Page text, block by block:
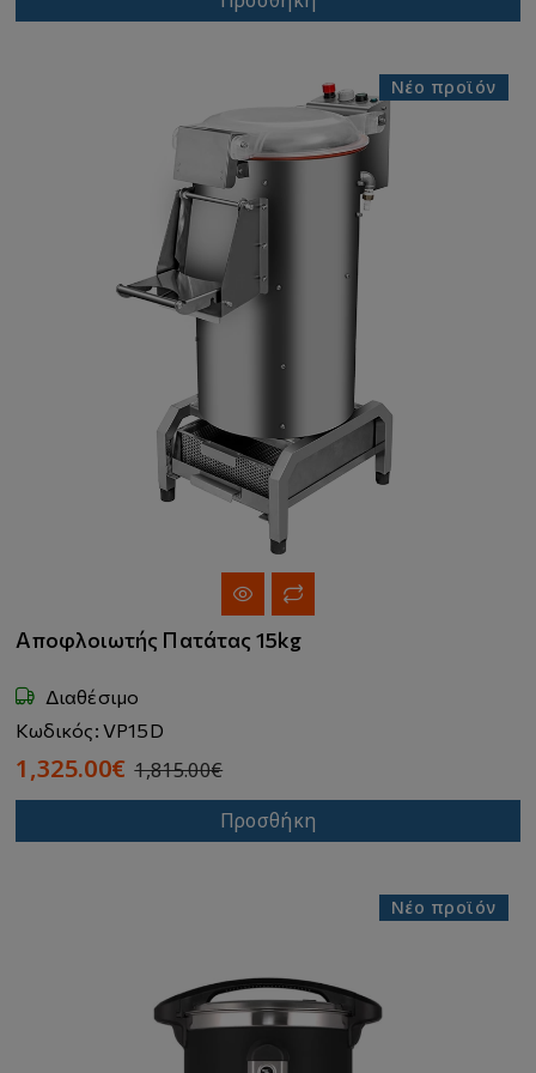
Νέο προϊόν
Αποφλοιωτής Πατάτας 15kg
Διαθέσιμο
Κωδικός: VP15D
1,325.00€ 1,815.00€
Προσθήκη
Νέο προϊόν